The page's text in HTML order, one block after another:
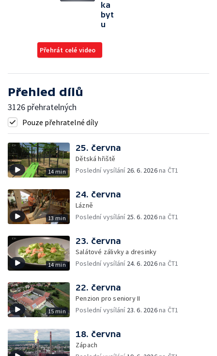
ka
byt
u
Přehrát celé video
Přehled dílů
3126 přehratelných
Pouze přehratelné díly
14 min
25. června
Dětská hřiště
Poslední vysílání 26. 6. 2026na ČT1
13 min
24. června
Lázně
Poslední vysílání 25. 6. 2026na ČT1
14 min
23. června
Salátové zálivky a dresinky
Poslední vysílání 24. 6. 2026na ČT1
15 min
22. června
Penzion pro seniory II
Poslední vysílání 23. 6. 2026na ČT1
18. června
Zápach